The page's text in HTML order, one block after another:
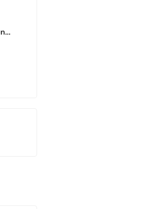
Kompresní guma Streetband 5 cm x 2 m